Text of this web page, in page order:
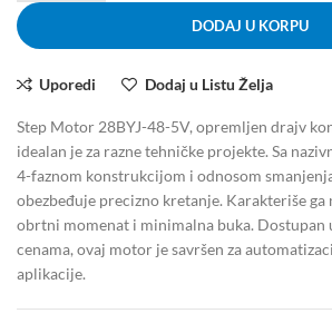
DODAJ U KORPU
Uporedi Dodaj u Listu Želja
Step Motor 28BYJ-48-5V, opremljen drajv
idealan je za razne tehničke projekte. Sa
4-faznom konstrukcijom i odnosom
obezbeđuje precizno kretanje. Karakteriše ga
obrtni momenat i minimalna buka. Dostupan
cenama, ovaj motor je savršen za
aplikacije.